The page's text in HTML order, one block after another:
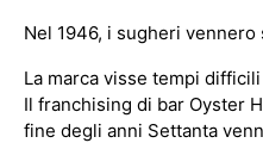
Nel 1946, i sugheri
La marca visse tempi
Il franchising di bar Oyster
fine degli anni Settanta